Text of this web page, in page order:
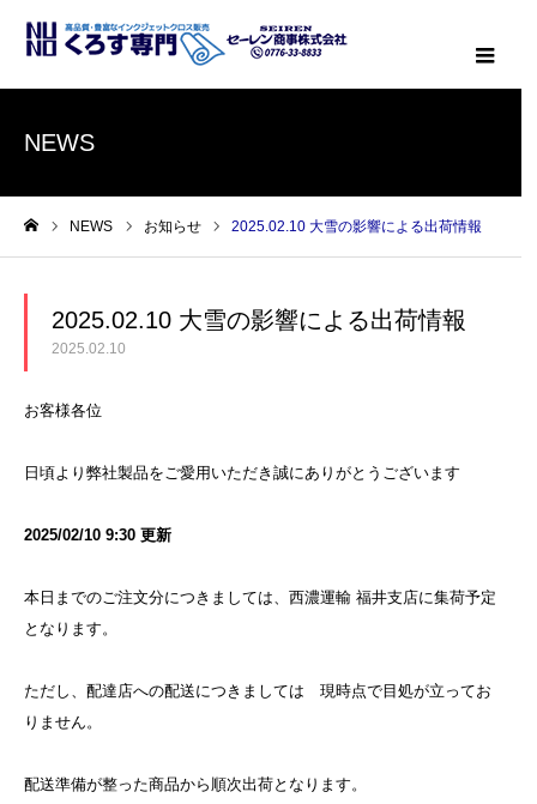
NEWS
NEWS お知らせ 2025.02.10 大雪の影響による出荷情報
2025.02.10 大雪の影響による出荷情報
2025.02.10
お客様各位
日頃より弊社製品をご愛用いただき誠にありがとうございます
2025/02/10 9:30 更新
本日までのご注文分につきましては、西濃運輸 福井支店に集荷予定
となります。
ただし、配達店への配送につきましては 現時点で目処が立ってお
りません。
配送準備が整った商品から順次出荷となります。